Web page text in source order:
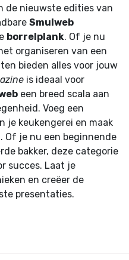
de nieuwste edities van
Smulweb
borrelplank. Of je nu
organiseren van een
bieden alles voor jouw
is ideaal voor
een breed scala aan
Voeg een
je keukengerei en maak
Of je nu een beginnende
bakker, deze categorie
succes. Laat je
en creëer de
presentaties.